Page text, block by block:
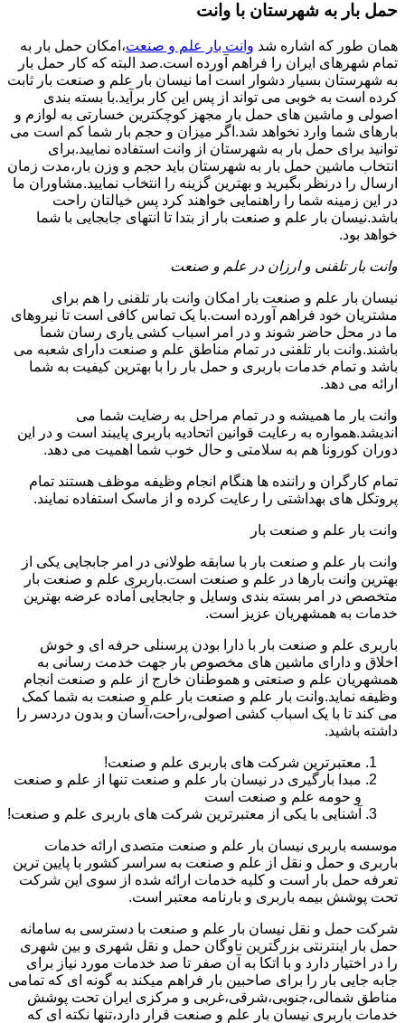
حمل بار به شهرستان با وانت
همان طور که اشاره شد وانت بار علم و صنعت،امکان حمل بار به
تمام شهرهای ایران را فراهم آورده است.صد البته که کار حمل بار
به شهرستان بسیار دشوار است اما نیسان بار علم و صنعت بار ثابت
کرده است به خوبی می تواند از پس این کار برآید.با بسته بندی
اصولی و ماشین های حمل بار مجهز کوچکترین خسارتی به لوازم و
بارهای شما وارد نخواهد شد.اگر میزان و حجم بار شما کم است می
توانید برای حمل بار به شهرستان از وانت استفاده نمایید.برای
انتخاب ماشین حمل بار به شهرستان باید حجم و وزن بار،مدت زمان
ارسال را درنظر بگیرید و بهترین گزینه را انتخاب نمایید.مشاوران ما
در این زمینه شما را راهنمایی خواهند کرد پس خیالتان راحت
باشد.نیسان بار علم و صنعت بار از بتدا تا انتهای جابجایی با شما
خواهد بود.
وانت بار تلفنی و ارزان در علم و صنعت
نیسان بار علم و صنعت بار امکان وانت بار تلفنی را هم برای
مشتریان خود فراهم آورده است.با یک تماس کافی است تا نیروهای
ما در محل حاضر شوند و در امر اسباب کشی یاری رسان شما
باشند.وانت بار تلفنی در تمام مناطق علم و صنعت دارای شعبه می
باشد و تمام خدمات باربری و حمل بار را با بهترین کیفیت به شما
ارائه می دهد.
وانت بار ما همیشه و در تمام مراحل به رضایت شما می
اندیشد.همواره به رعایت قوانین اتحادیه باربری پایبند است و در این
دوران کورونا هم به سلامتی و حال خوب شما اهمیت می دهد.
تمام کارگران و راننده ها هنگام انجام وظیفه موظف هستند تمام
پروتکل های بهداشتی را رعایت کرده و از ماسک استفاده نمایند.
وانت بار علم و صنعت بار
وانت بار علم و صنعت بار با سابقه طولانی در امر جابجایی یکی از
بهترین وانت بارها در علم و صنعت است.باربری علم و صنعت بار
متخصص در امر بسته بندی وسایل و جابجایی آماده عرضه بهترین
خدمات به همشهریان عزیز است.
باربری علم و صنعت بار با دارا بودن پرسنلی حرفه ای و خوش
اخلاق و دارای ماشین های مخصوص بار جهت خدمت رسانی به
همشهریان علم و صنعتی و هموطنان خارج از علم و صنعت انجام
وظیفه نماید.وانت بار علم و صنعت بار علم و صنعت به شما کمک
می کند تا با یک اسباب کشی اصولی،راحت،آسان و بدون دردسر را
داشته باشید.
معتبرترین شرکت های باربری علم و صنعت!
مبدا بارگیری در نیسان بار علم و صنعت تنها از علم و صنعت
و حومه علم و صنعت است
آشنایی با یکی از معتبرترین شرکت های باربری علم و صنعت!
موسسه باربری نیسان بار علم و صنعت متصدی ارائه خدمات
باربری و حمل و نقل از علم و صنعت به سراسر کشور با پایین ترین
تعرفه حمل بار است و کلیه خدمات ارائه شده از سوی این شرکت
تحت پوشش بیمه باربری و بارنامه معتبر است.
شرکت حمل و نقل نیسان بار علم و صنعت با دسترسی به سامانه
حمل بار اینترنتی بزرگترین ناوگان حمل و نقل شهری و بین شهری
را در اختیار دارد و با اتکا به آن صفر تا صد خدمات مورد نیاز برای
جابه جایی بار را برای صاحبین بار فراهم میکند به گونه ای که تمامی
مناطق شمالی،جنوبی،شرقی،غربی و مرکزی ایران تحت پوشش
خدمات باربری نیسان بار علم و صنعت قرار دارد،تنها نکته ای که